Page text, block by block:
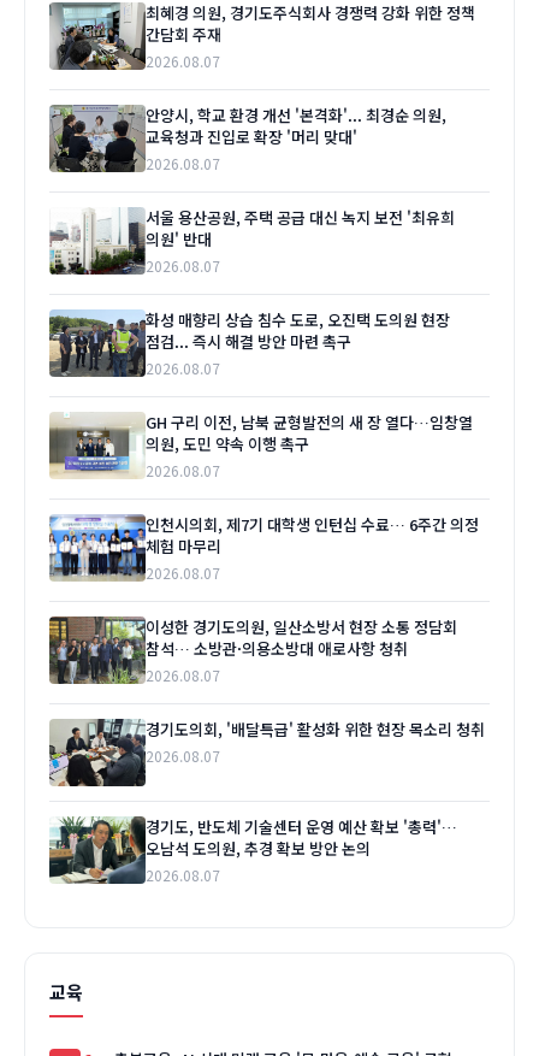
최혜경 의원, 경기도주식회사 경쟁력 강화 위한 정책
간담회 주재
2026.08.07
안양시, 학교 환경 개선 '본격화'... 최경순 의원,
교육청과 진입로 확장 '머리 맞대'
2026.08.07
서울 용산공원, 주택 공급 대신 녹지 보전 '최유희
의원' 반대
2026.08.07
화성 매향리 상습 침수 도로, 오진택 도의원 현장
점검... 즉시 해결 방안 마련 촉구
2026.08.07
GH 구리 이전, 남북 균형발전의 새 장 열다…임창열
의원, 도민 약속 이행 촉구
2026.08.07
인천시의회, 제7기 대학생 인턴십 수료… 6주간 의정
체험 마무리
2026.08.07
이성한 경기도의원, 일산소방서 현장 소통 정담회
참석… 소방관·의용소방대 애로사항 청취
2026.08.07
경기도의회, '배달특급' 활성화 위한 현장 목소리 청취
2026.08.07
경기도, 반도체 기술센터 운영 예산 확보 '총력'…
오남석 도의원, 추경 확보 방안 논의
2026.08.07
교육